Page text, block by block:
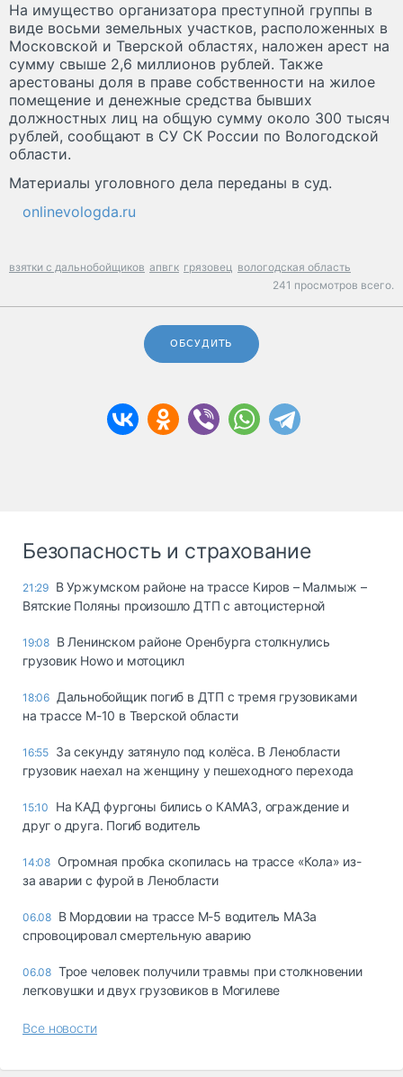
На имущество организатора преступной группы в
виде восьми земельных участков, расположенных в
Московской и Тверской областях, наложен арест на
сумму свыше 2,6 миллионов рублей. Также
арестованы доля в праве собственности на жилое
помещение и денежные средства бывших
должностных лиц на общую сумму около 300 тысяч
рублей, сообщают в СУ СК России по Вологодской
области.
Материалы уголовного дела переданы в суд.
onlinevologda.ru
взятки с дальнобойщиков апвгк грязовец вологодская область
241 просмотров всего.
ОБСУДИТЬ
Безопасность и страхование
21:29 В Уржумском районе на трассе Киров – Малмыж –
Вятские Поляны произошло ДТП с автоцистерной
19:08 В Ленинском районе Оренбурга столкнулись
грузовик Howo и мотоцикл
18:06 Дальнобойщик погиб в ДТП с тремя грузовиками
на трассе М-10 в Тверской области
16:55 За секунду затянуло под колёса. В Ленобласти
грузовик наехал на женщину у пешеходного перехода
15:10
На КАД фургоны бились о КАМАЗ, ограждение и
друг о друга. Погиб водитель
14:08 Огромная пробка скопилась на трассе «Кола» из-
за аварии с фурой в Ленобласти
06.08 В Мордовии на трассе М-5 водитель МАЗа
спровоцировал смертельную аварию
06.08 Трое человек получили травмы при столкновении
легковушки и двух грузовиков в Могилеве
Все новости